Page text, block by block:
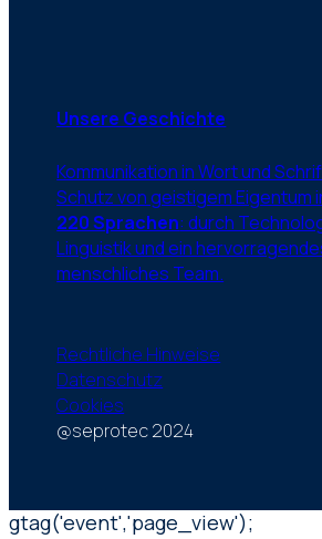
Unsere Geschichte
Kommunikation in Wort und
Schutz von geistigem Eigentum
220 Sprachen: durch
Linguistik und ein
menschliches Team.
Rechtliche Hinweise
Datenschutz
Cookies
@seprotec 2024
gtag('event','page_view');